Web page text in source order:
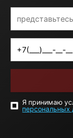
Я принимаю
персональных